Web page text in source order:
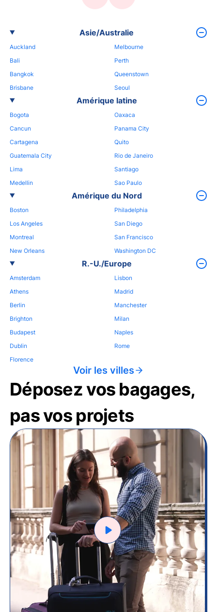
Asie/Australie
Auckland
Bali
Bangkok
Brisbane
Melbourne
Perth
Queenstown
Seoul
Amérique latine
Bogota
Cancun
Cartagena
Guatemala City
Lima
Medellin
Oaxaca
Panama City
Quito
Rio de Janeiro
Santiago
Sao Paulo
Amérique du Nord
Boston
Los Angeles
Montreal
New Orleans
Philadelphia
San Diego
San Francisco
Washington DC
R.-U./Europe
Amsterdam
Athens
Berlin
Brighton
Budapest
Dublin
Florence
Lisbon
Madrid
Manchester
Milan
Naples
Rome
Voir les villes
Déposez vos bagages,
pas vos projets